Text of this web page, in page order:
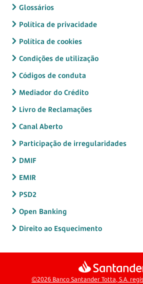
Glossários
Política de privacidade
Política de cookies
Condições de utilização
Códigos de conduta
Mediador do Crédito
Livro de Reclamações
Canal Aberto
Participação de irregularidades
DMIF
EMIR
PSD2
Open Banking
Direito ao Esquecimento
©2026 Banco Santander Totta, S.A.